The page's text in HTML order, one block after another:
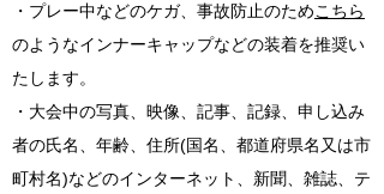
​・プレー中などのケガ、事故防止のためこちら
のようなインナーキャップなどの装着を推奨い
たします。
・大会中の写真、映像、記事、記録、申し込み
者の氏名、年齢、住所(国名、都道府県名又は市
町村名)などのインターネット、新聞、雑誌、テ